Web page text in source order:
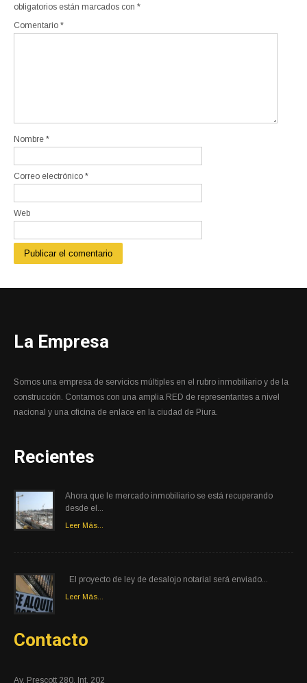
obligatorios están marcados con *
Comentario *
Nombre *
Correo electrónico *
Web
La Empresa
Somos una empresa de servicios múltiples en el rubro inmobiliario y de la
construcción. Contamos con una amplia RED de representantes a nivel
nacional y una oficina de enlace en la ciudad de Piura.
Recientes
Ahora que le mercado inmobiliario se está recuperando
desde el...
Leer Más...
El proyecto de ley de desalojo notarial será enviado...
Leer Más...
Contacto
Av. Prescott 280. Int. 202